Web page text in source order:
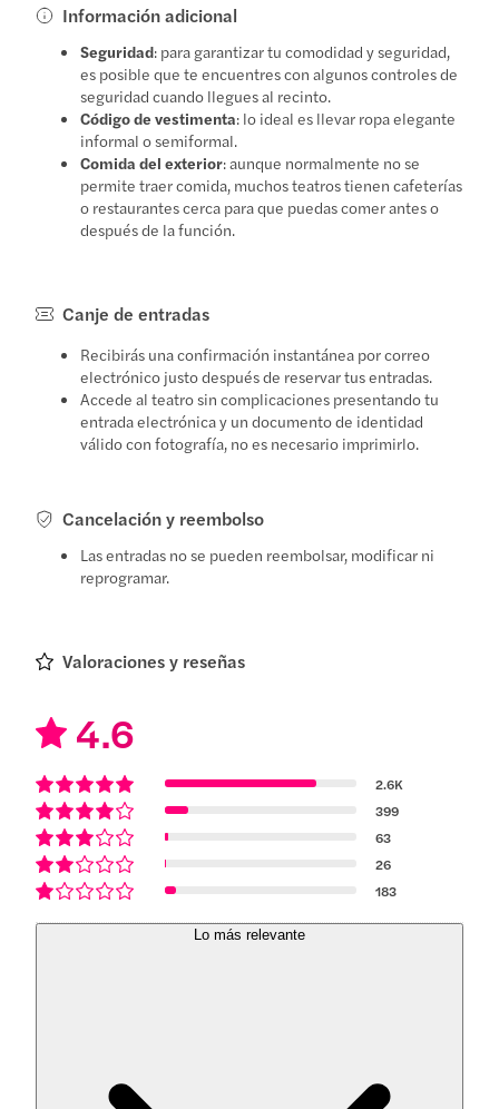
Información adicional
Seguridad: para garantizar tu comodidad y seguridad,
es posible que te encuentres con algunos controles de
seguridad cuando llegues al recinto.
Código de vestimenta: lo ideal es llevar ropa elegante
informal o semiformal.
Comida del exterior: aunque normalmente no se
permite traer comida, muchos teatros tienen cafeterías
o restaurantes cerca para que puedas comer antes o
después de la función.
Canje de entradas
Recibirás una confirmación instantánea por correo
electrónico justo después de reservar tus entradas.
Accede al teatro sin complicaciones presentando tu
entrada electrónica y un documento de identidad
válido con fotografía, no es necesario imprimirlo.
Cancelación y reembolso
Las entradas no se pueden reembolsar, modificar ni
reprogramar.
Valoraciones y reseñas
4.6
2.6K
399
63
26
183
Lo más relevante